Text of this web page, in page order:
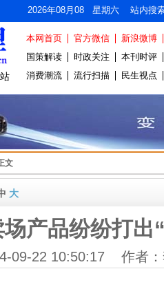
2026年08月08 星期六 站内搜
本网首页 官方微信
新浪微博
国策解读
时政关注
本刊时评
消费潮流
流行扫描 民生视点
文
大
产品纷纷打出
09-22 10:50:17 作者：